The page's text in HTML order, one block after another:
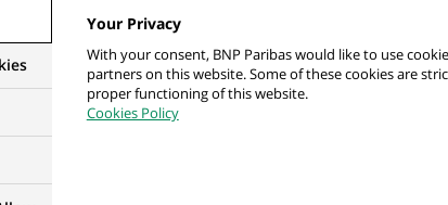
Your Privacy
With your consent, BNP Paribas would like to use
partners on this website. Some of these cookies are
proper functioning of this website.
Cookies Policy